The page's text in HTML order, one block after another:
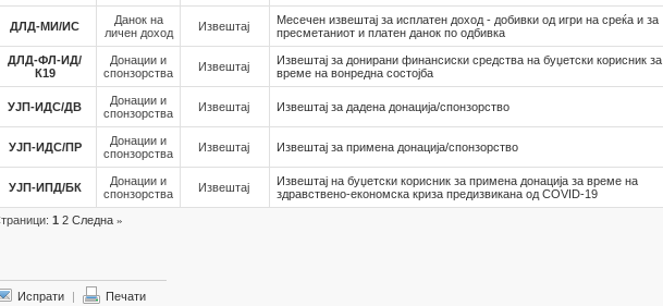
ДЛД-МИ/ИС
Данок на
личен доход
Извештај
Месечен извештај за исплатен доход - добивки од игри на среќа и за
пресметаниот и платен данок по одбивка
ДЛД-ФЛ-ИД/
К19
Донации и
спонзорства
Извештај
Извештај за донирани финансиски средства на буџетски корисник за
време на вонредна состојба
УЈП-ИДС/ДВ
Донации и
спонзорства
Извештај Извештај за дадена донација/спонзорство
УЈП-ИДС/ПР
Донации и
спонзорства
Извештај Извештај за примена донација/спонзорство
УЈП-ИПД/БК
Донации и
спонзорства
Извештај
Извештај на буџетски корисник за примена донација за време на
здравствено-економска криза предизвикана од COVID-19
1 2 Следна »
Испрати | Печати